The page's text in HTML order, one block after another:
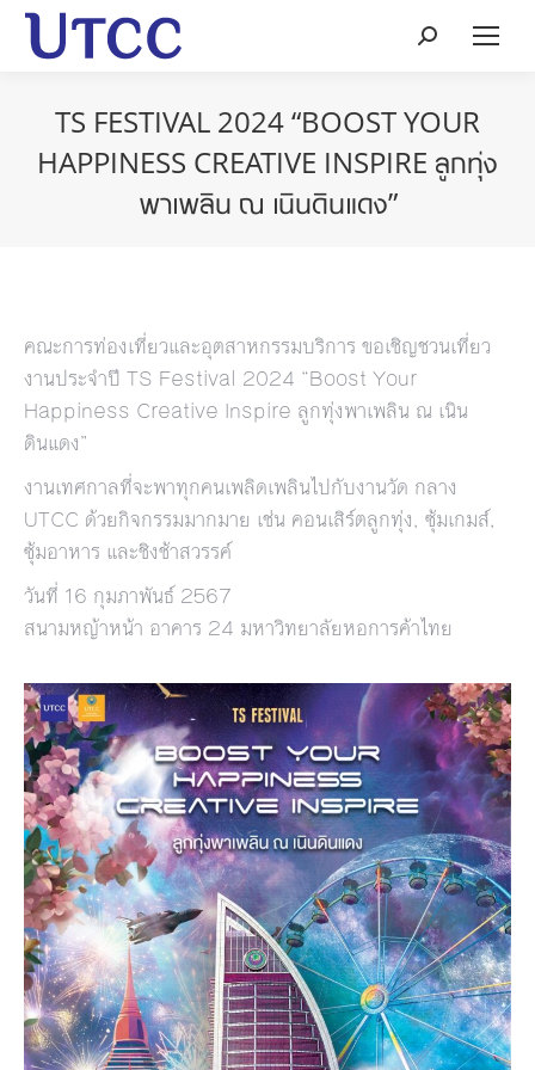
Search:
TS FESTIVAL 2024 “BOOST YOUR
HAPPINESS CREATIVE INSPIRE ลูกทุ่ง
พาเพลิน ณ เนินดินแดง”
คณะการท่องเที่ยวและอุตสาหกรรมบริการ ขอเชิญชวนเที่ยว
งานประจำปี TS Festival 2024 “Boost Your
Happiness Creative Inspire ลูกทุ่งพาเพลิน ณ เนิน
ดินแดง”
งานเทศกาลที่จะพาทุกคนเพลิดเพลินไปกับงานวัด กลาง
UTCC ด้วยกิจกรรมมากมาย เช่น คอนเสิร์ตลูกทุ่ง, ซุ้มเกมส์,
ซุ้มอาหาร และชิงช้าสวรรค์
วันที่ 16 กุมภาพันธ์ 2567
สนามหญ้าหน้า อาคาร 24 มหาวิทยาลัยหอการค้าไทย